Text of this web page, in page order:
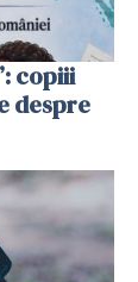
copiii
despre